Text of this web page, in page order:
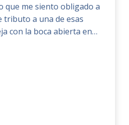
que me siento obligado a
tributo a una de esas
con la boca abierta en…